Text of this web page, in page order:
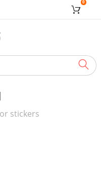
0
stickers